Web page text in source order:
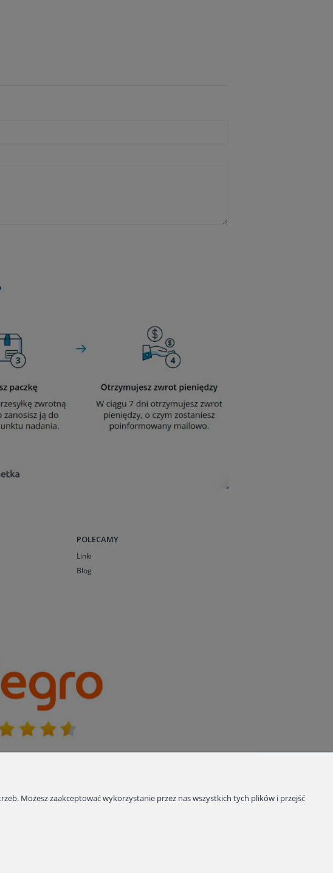
POLECAMY
Linki
Blog
Możesz zaakceptować wykorzystanie przez nas wszystkich tych plików i przejść